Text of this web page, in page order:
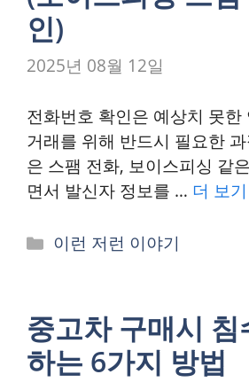
인)
2025년 08월 12일
전화번호 확인은 예상치 못
거래를 위해 반드시 필요한
은 스팸 전화, 보이스피싱 같
면서 발신자 정보를 … 더 보기
카
리
이런 저런 이야기
중고차 구매시 침
하는 6가지 방법